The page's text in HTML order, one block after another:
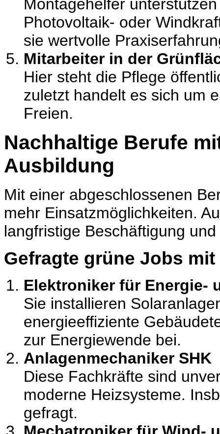
Montagehelfer
Photovoltaik- oder
sie wertvolle
Mitarbeiter in der
Hier steht die Pflege
zuletzt handelt es sich um
Freien.
Nachhaltige Berufe
Ausbildung
Mit einer abgeschlossenen
mehr Einsatzmöglichkeiten.
langfristige Beschäftigung
Gefragte grüne Jobs
Elektroniker für Energie-
Sie installieren
energieeffiziente
zur Energiewende bei.
Anlagenmechaniker SHK
Diese Fachkräfte sind
moderne Heizsysteme.
gefragt.